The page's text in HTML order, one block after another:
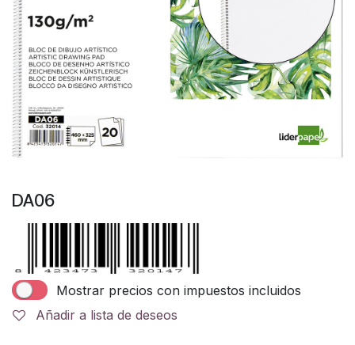
DA06
Mostrar precios con impuestos incluidos
Añadir a lista de deseos